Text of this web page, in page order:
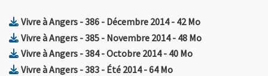
Vivre à Angers - 386 - Décembre 2014, Fichier au format Zip
- 42 Mo, Ouvre une
Vivre à Angers - 385 - Novembre 2014, Fichier au format Zip
- 48 Mo, Ouvre une
Vivre à Angers - 384 - Octobre 2014, Fichier au format Zip
- 40 Mo, Ouvre une
Vivre à Angers - 383 - Été 2014, Fichier au format Zip
- 64 Mo, Ouvre une nouvelle